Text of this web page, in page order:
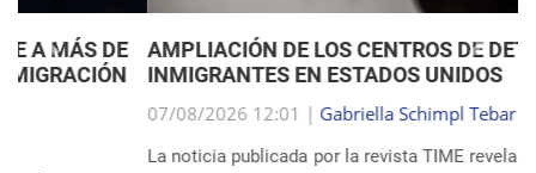
AMPLIACIÓN DE LOS CENTROS DE DETENCIÓN DE
INMIGRANTES EN ESTADOS UNIDOS
07/08/2026 12:01 |Gabriella Schimpl Tebar Anunciação
La noticia publicada por la revista TIME revela que el gobierno
Anterior